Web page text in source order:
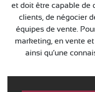
et doit être capable de
clients, de négocier
équipes de vente.
marketing, en vente
ainsi qu’une